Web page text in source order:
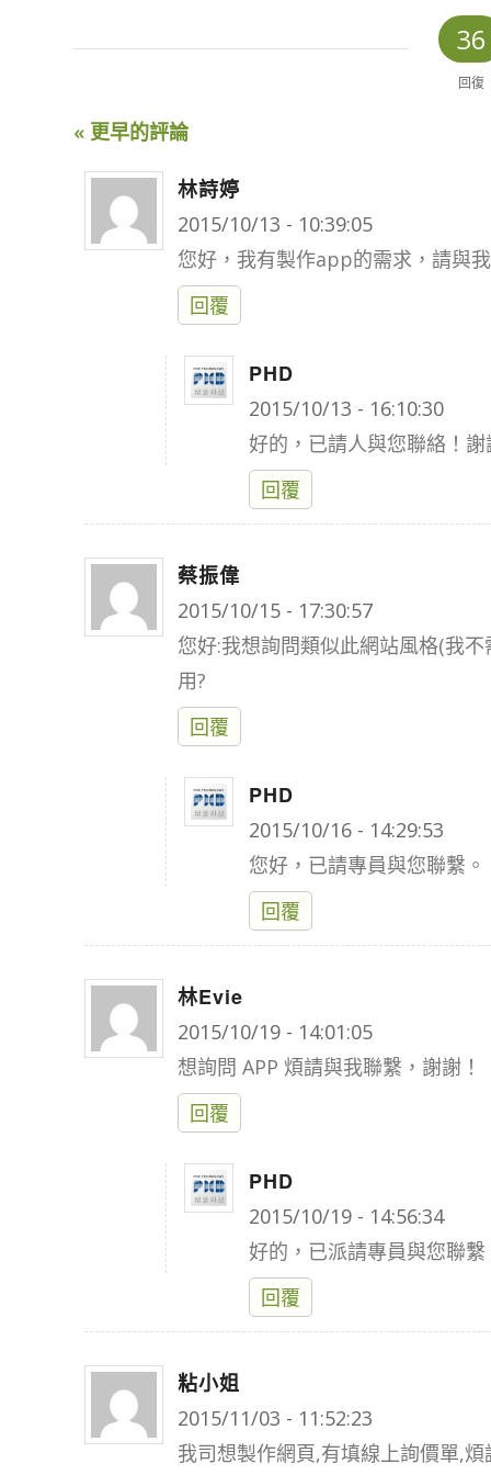
36
回復
« 更早的評論
林詩婷
says:
2015/10/13 - 10:39:05
您好，我有製作app的需求，請與
回覆
PHD
says:
2015/10/13 - 16:10:30
好的，已請人與您聯絡！謝
回覆
蔡振偉
says:
2015/10/15 - 17:30:57
您好:我想詢問類似此網站風格(我
用?
回覆
PHD
says:
2015/10/16 - 14:29:53
您好，已請專員與您聯繫。
回覆
林Evie
says:
2015/10/19 - 14:01:05
想詢問 APP 煩請與我聯繫，謝謝！
回覆
PHD
says:
2015/10/19 - 14:56:34
好的，已派請專員與您聯
回覆
粘小姐
says:
2015/11/03 - 11:52:23
我司想製作網頁,有填線上詢價單,煩